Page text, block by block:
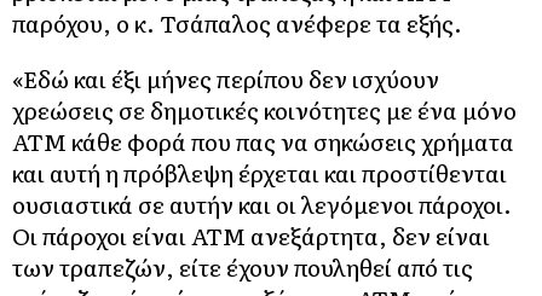
παρόχου, ο κ. Τσάπαλος ανέφερε τα εξής.
«Εδώ και έξι μήνες περίπου δεν ισχύουν
χρεώσεις σε δημοτικές κοινότητες με ένα μόνο
ΑΤΜ κάθε φορά που πας να σηκώσεις χρήματα
και αυτή η πρόβλεψη έρχεται και προστίθενται
ουσιαστικά σε αυτήν και οι λεγόμενοι πάροχοι.
Οι πάροχοι είναι ΑΤΜ ανεξάρτητα, δεν είναι
των τραπεζών, είτε έχουν πουληθεί από τις